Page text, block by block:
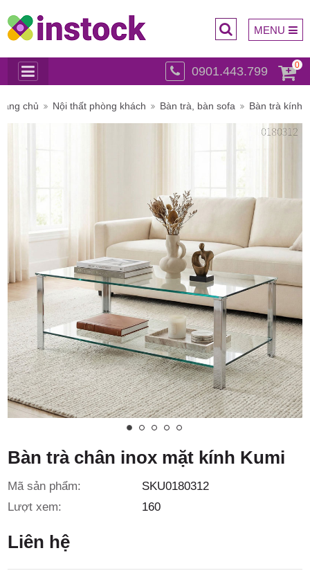
0901.443.799 0
MENU
Trụ sở
chính:
3/6D, ấp
Tiền Lân,
xã Bà
chủ Nội thất phòng khách Bàn trà, bàn sofa Bàn trà kính
Bàn trà chân inox mặt kính Kumi
Mã sản phẩm:
SKU0180312
Lượt xem:
160
Liên hệ